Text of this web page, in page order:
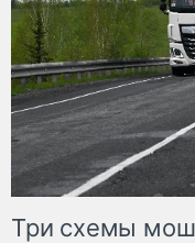
Три схемы